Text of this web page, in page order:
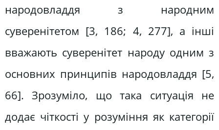
народовладдя з народним
суверенітетом [3, 186; 4, 277], а інші
вважають суверенітет народу одним з
основних принципів народовладдя [5,
66]. Зрозуміло, що така ситуація не
додає чіткості у розуміння як категорії